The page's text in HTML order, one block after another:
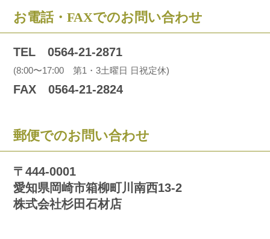
お電話・FAXでのお問い合わせ
TEL 0564-21-2871
(8:00〜17:00 第1・3土曜日 日祝定休)
FAX 0564-21-2824
郵便でのお問い合わせ
〒444-0001
愛知県岡崎市箱柳町川南西13-2
株式会社杉田石材店